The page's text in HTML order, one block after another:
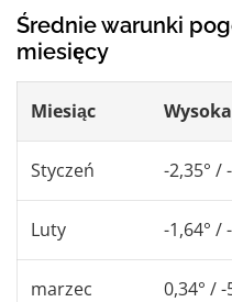
Średnie warunki
miesięcy
Miesiąc
Styczeń -2,35° /
Luty -1,64° /
marzec 0,34° / -